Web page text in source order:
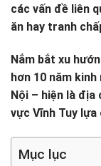
các vấn đề liên
ăn hay tranh
Nắm bắt xu
hơn 10 năm
Nội – hiện là địa
vực Vĩnh Tuy lựa
Mục lục